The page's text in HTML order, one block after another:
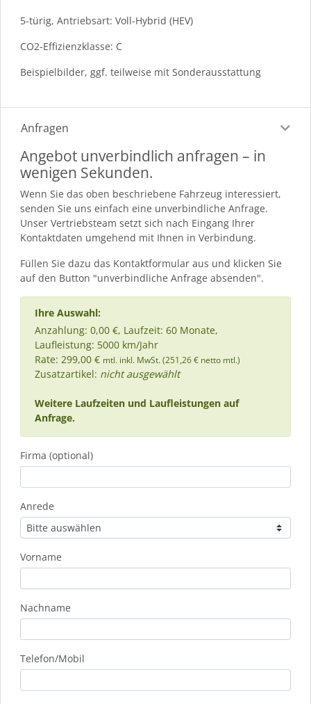
5-türig, Antriebsart: Voll-Hybrid (HEV)
CO2-Effizienzklasse: C
Beispielbilder, ggf. teilweise mit Sonderausstattung
Anfragen
Angebot unverbindlich anfragen – in
wenigen Sekunden.
Wenn Sie das oben beschriebene Fahrzeug interessiert,
senden Sie uns einfach eine unverbindliche Anfrage.
Unser Vertriebsteam setzt sich nach Eingang Ihrer
Kontaktdaten umgehend mit Ihnen in Verbindung.
Füllen Sie dazu das Kontaktformular aus und klicken Sie
auf den Button "unverbindliche Anfrage absenden".
Ihre Auswahl:
Anzahlung: 0,00 €, Laufzeit: 60 Monate,
Laufleistung: 5000 km/Jahr
Rate: 299,00 € mtl. inkl. MwSt. (251,26 € netto mtl.)
Zusatzartikel: nicht ausgewählt
Weitere Laufzeiten und Laufleistungen auf
Anfrage.
Firma (optional)
Anrede
Vorname
Nachname
Telefon/Mobil